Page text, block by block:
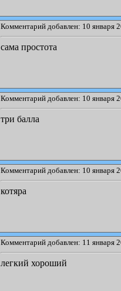
Комментарий добавлен: 10 января
сама простота
Комментарий добавлен: 10 января
три балла
Комментарий добавлен: 10 января
котяра
Комментарий добавлен: 11 января
легкий хороший